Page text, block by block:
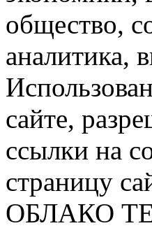
общество,
аналитика,
сайте,
ссылки на
страницу
ОБЛАКО